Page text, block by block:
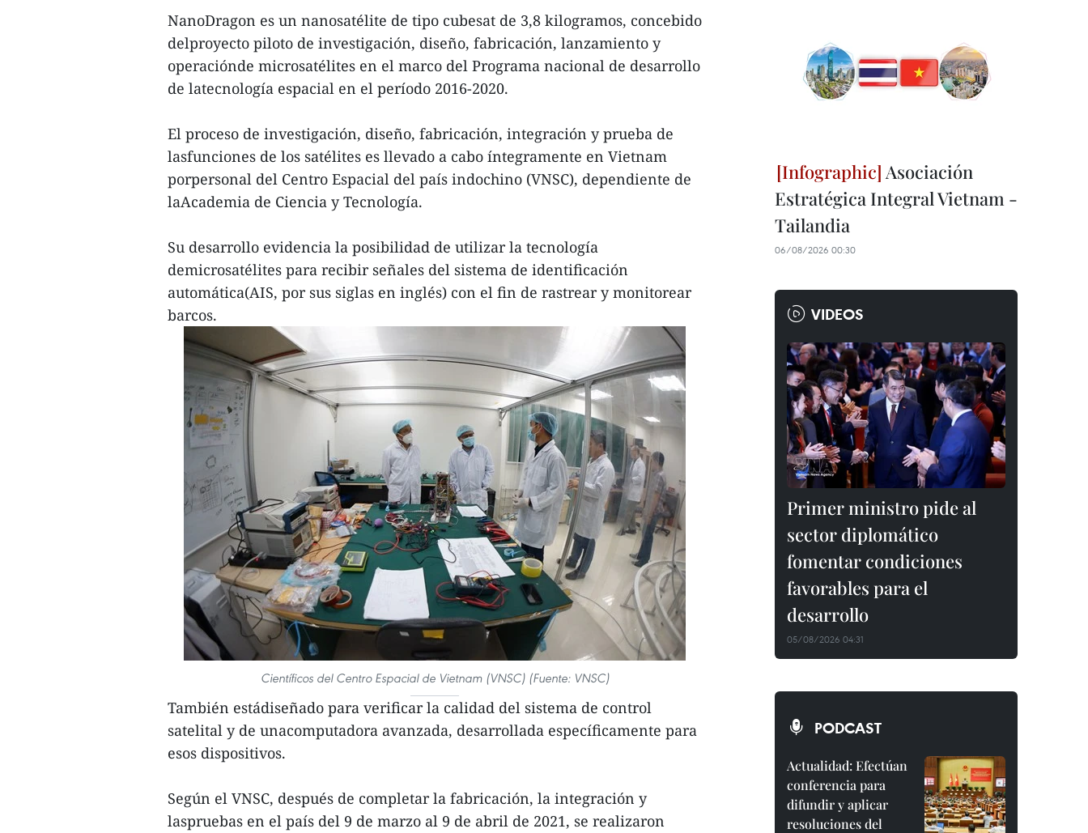
NanoDragon es un nanosatélite de tipo cubesat de 3,8 kilogramos, concebido
delproyecto piloto de investigación, diseño, fabricación, lanzamiento y
operaciónde microsatélites en el marco del Programa nacional de desarrollo
de latecnología espacial en el período 2016-2020.
El proceso de investigación, diseño, fabricación, integración y prueba de
lasfunciones de los satélites es llevado a cabo íntegramente en Vietnam
porpersonal del Centro Espacial del país indochino (VNSC), dependiente de
laAcademia de Ciencia y Tecnología.
Su desarrollo evidencia la posibilidad de utilizar la tecnología
demicrosatélites para recibir señales del sistema de identificación
automática(AIS, por sus siglas en inglés) con el fin de rastrear y monitorear
barcos.
Científicos del Centro Espacial de Vietnam (VNSC) (Fuente: VNSC)
También estádiseñado para verificar la calidad del sistema de control
satelital y de unacomputadora avanzada, desarrollada específicamente para
esos dispositivos.
Según el VNSC, después de completar la fabricación, la integración y
laspruebas en el país del 9 de marzo al 9 de abril de 2021, se realizaron
Asociación
Estratégica Integral Vietnam -
Tailandia
06/08/2026 00:30
VIDEOS
Primer ministro pide al
sector diplomático
fomentar condiciones
favorables para el
desarrollo
05/08/2026 04:31
PODCAST
Actualidad: Efectúan
conferencia para
difundir y aplicar
resoluciones del